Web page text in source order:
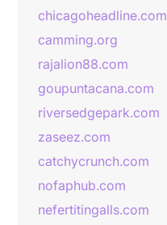
chicagoheadline.com
camming.org
rajalion88.com
goupuntacana.com
riversedgepark.com
zaseez.com
catchycrunch.com
nofaphub.com
nefertitingalls.com